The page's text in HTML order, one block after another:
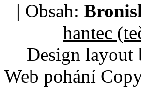
| Obsah:
hantec
Design layout
Web pohání